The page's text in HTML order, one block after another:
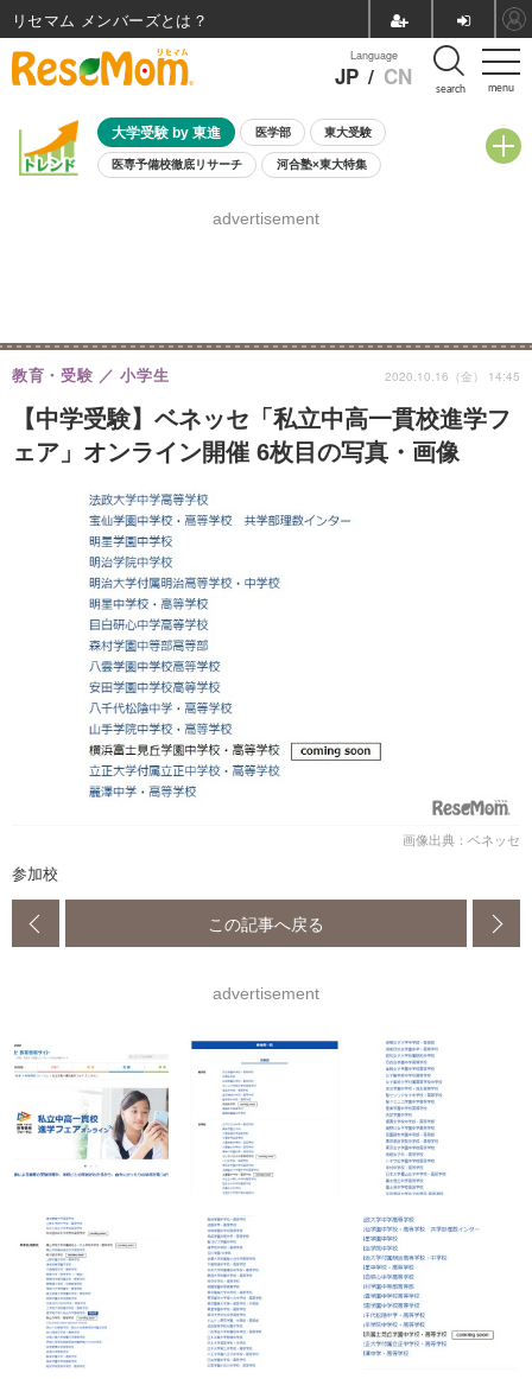
menu
Language
JP / CN search
大学受験 by 東進 医学部 東大受験
医専予備校徹底リサーチ 河合塾×東大特集
8月開催学校説明会・相談会
advertisement
【中学受験】ベネッセ「私立中高一貫校進学フ
ェア」オンライン開催 6枚目の写真・画像
教育・受験 小学生 2020.10.16（金） 14:45
画像出典：ベネッセ
参加校
この記事へ戻る
advertisement
リセマム メンバーズ